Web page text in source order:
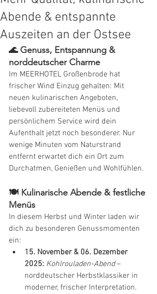
Abende & entspannte
Auszeiten an der Ostsee
🌊 Genuss, Entspannung &
norddeutscher Charme
Im MEERHOTEL Großenbrode hat
frischer Wind Einzug gehalten: Mit
neuen kulinarischen Angeboten,
liebevoll zubereiteten Menüs und
persönlichem Service wird dein
Aufenthalt jetzt noch besonderer. Nur
wenige Minuten vom Naturstrand
entfernt erwartet dich ein Ort zum
Durchatmen, Genießen und Wohlfühlen.
🍽️ Kulinarische Abende & festliche
Menüs
In diesem Herbst und Winter laden wir
dich zu besonderen Genussmomenten
ein:
15. November & 06. Dezember
2025: Kohlrouladen-Abend –
norddeutscher Herbstklassiker in
moderner, frischer Interpretation.